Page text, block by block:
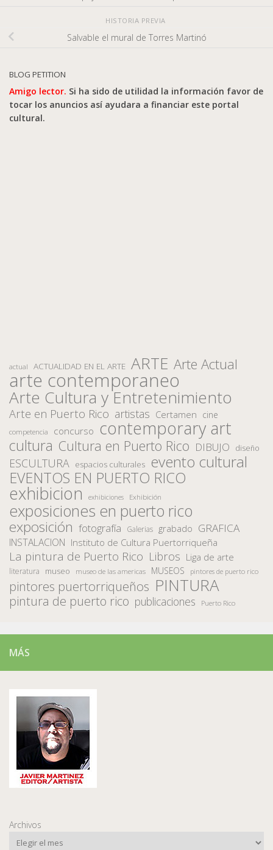
HISTORIA PREVIA
Salvable el mural de Torres Martinó
BLOG PETITION
Amigo lector. Si ha sido de utilidad la información favor de
tocar los anuncios así ayudara a financiar este portal
cultural.
actual ACTUALIDAD EN EL ARTE ARTE Arte Actual
arte contemporaneo
Arte Cultura y Entretenimiento
Arte en Puerto Rico artistas Certamen cine
competencia concurso contemporary art
cultura Cultura en Puerto Rico DIBUJO diseño
ESCULTURA espacios culturales evento cultural
EVENTOS EN PUERTO RICO
exhibicion exhibiciones Exhibición
exposiciones en puerto rico
exposición fotografía Galerias grabado GRAFICA
INSTALACION Instituto de Cultura Puertorriqueña
La pintura de Puerto Rico Libros Liga de arte
literatura museo museo de las americas MUSEOS pintores de puerto rico
pintores puertorriqueños PINTURA
pintura de puerto rico publicaciones Puerto Rico
MÁS
Archivos